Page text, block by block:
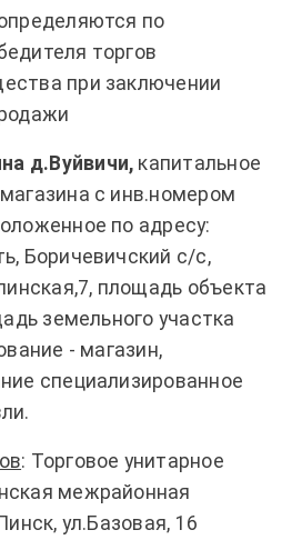
по
торгов
при заключении
д.Вуйвичи, капитальное
с инв.номером
по адресу:
Боричевичский с/с,
площадь объекта
земельного участка
- магазин,
специализированное
: Торговое унитарное
межрайонная
ул.Базовая, 16